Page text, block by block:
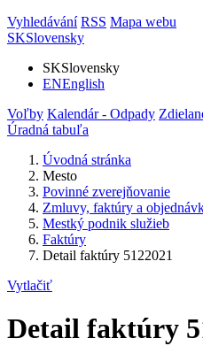
Vyhledávání RSS Mapa webu
SKSlovensky
SKSlovensky
ENEnglish
Voľby Kalendár - Odpady
Úradná tabuľa
Úvodná stránka
Mesto
Povinné zverejňovanie
Zmluvy, faktúry a
Mestký podnik služieb
Faktúry
Detail faktúry 5122021
Vytlačiť
Detail faktúry